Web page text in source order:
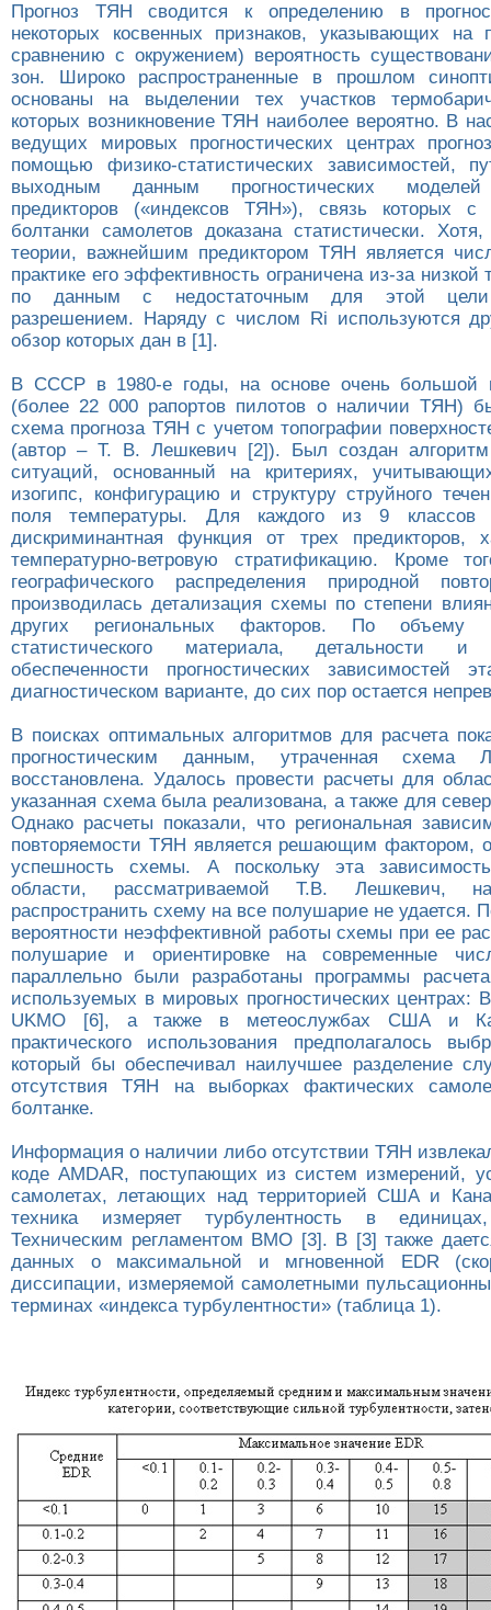
Прогноз ТЯН сводится к определению в
некоторых косвенных признаков, указывающих
сравнению с окружением) вероятность
зон. Широко распространенные в прошлом
основаны на выделении тех участков
которых возникновение ТЯН наиболее вероятно. В
ведущих мировых прогностических центрах
помощью физико-статистических зависимостей,
выходным данным прогностических моделей
предикторов («индексов ТЯН»), связь которых с
болтанки самолетов доказана статистически.
теории, важнейшим предиктором ТЯН является
практике его эффективность ограничена из-за низкой
по данным с недостаточным для этой цели
разрешением. Наряду с числом Ri используются
обзор которых дан в [1].
В СССР в 1980-е годы, на основе очень большой
(более 22 000 рапортов пилотов о наличии ТЯН)
схема прогноза ТЯН с учетом топографии
(автор – Т. В. Лешкевич [2]). Был создан алгоритм
ситуаций, основанный на критериях,
изогипс, конфигурацию и структуру струйного
поля температуры. Для каждого из 9 классов
дискриминантная функция от трех предикторов,
температурно-ветровую стратификацию. Кроме
географического распределения природной
производилась детализация схемы по степени
других региональных факторов. По объему
статистического материала, детальности и
обеспеченности прогностических зависимостей
диагностическом варианте, до сих пор остается
В поисках оптимальных алгоритмов для расчета
прогностическим данным, утраченная схема
восстановлена. Удалось провести расчеты для
указанная схема была реализована, а также для
Однако расчеты показали, что региональная
повторяемости ТЯН является решающим фактором,
успешность схемы. А поскольку эта
области, рассматриваемой Т.В. Лешкевич,
распространить схему на все полушарие не удается.
вероятности неэффективной работы схемы при ее
полушарие и ориентировке на современные
параллельно были разработаны программы
используемых в мировых прогностических центрах:
UKMO [6], а также в метеослужбах США и
практического использования предполагалось
который бы обеспечивал наилучшее разделение
отсутствия ТЯН на выборках фактических
болтанке.
Информация о наличии либо отсутствии ТЯН
коде AMDAR, поступающих из систем измерений,
самолетах, летающих над территорией США и
техника измеряет турбулентность в
Техническим регламентом ВМО [3]. В [3] также
данных о максимальной и мгновенной EDR
диссипации, измеряемой самолетными
терминах «индекса турбулентности» (таблица 1).